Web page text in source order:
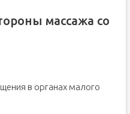
массажа со
в органах малого